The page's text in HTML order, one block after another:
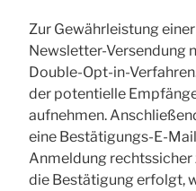
Zur Gewährleistung
Newsletter-Versendung
Double-Opt-in-
der potentielle
aufnehmen.
eine Bestätigungs-E-
Anmeldung rechtssicher
die Bestätigung erfolgt,